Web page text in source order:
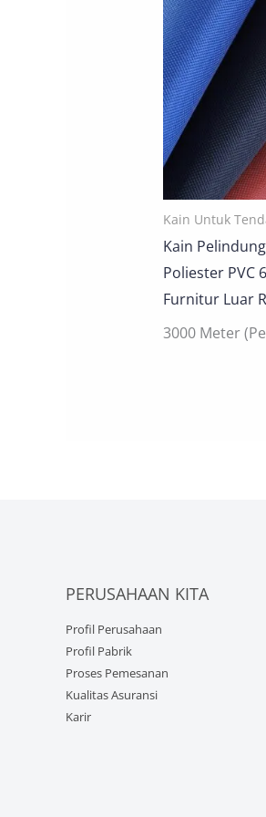
Kain Untuk
Kain
Poliester PVC
Furnitur Luar
3000 Meter
PERUSAHAAN KITA
Profil Perusahaan
Profil Pabrik
Proses Pemesanan
Kualitas Asuransi
Karir